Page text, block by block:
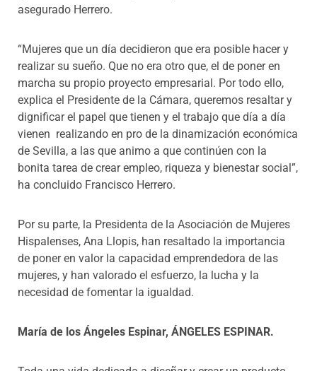
asegurado Herrero.
“Mujeres que un día decidieron que era posible hacer y
realizar su sueño. Que no era otro que, el de poner en
marcha su propio proyecto empresarial. Por todo ello,
explica el Presidente de la Cámara, queremos resaltar y
dignificar el papel que tienen y el trabajo que día a día
vienen realizando en pro de la dinamización económica
de Sevilla, a las que animo a que continúen con la
bonita tarea de crear empleo, riqueza y bienestar social”,
ha concluido Francisco Herrero.
Por su parte, la Presidenta de la Asociación de Mujeres
Hispalenses, Ana Llopis, han resaltado la importancia
de poner en valor la capacidad emprendedora de las
mujeres, y han valorado el esfuerzo, la lucha y la
necesidad de fomentar la igualdad.
María de los Ángeles Espinar, ÁNGELES ESPINAR.